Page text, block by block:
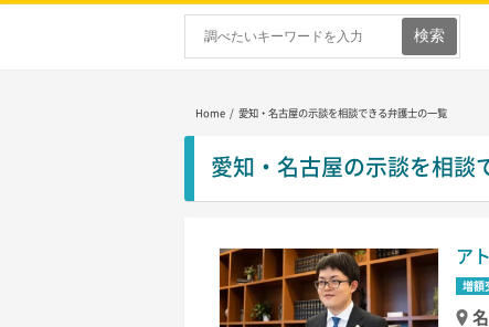
Home / 愛知・名古屋の示談を相談できる弁護士の一覧
愛知・名古屋の示談を相談
ア
増額